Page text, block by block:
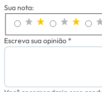
Sua nota:
Escreva sua opinião *